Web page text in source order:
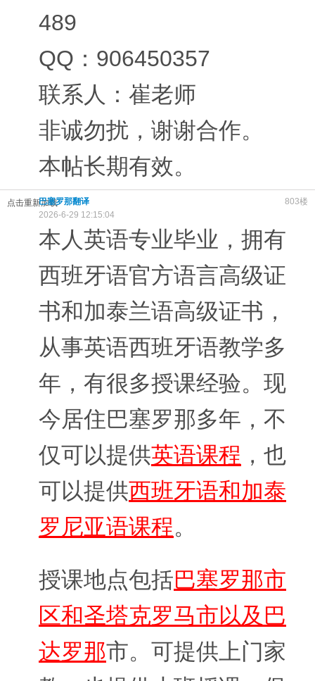
489
QQ：906450357
联系人：崔老师
非诚勿扰，谢谢合作。
本帖长期有效。
点击重新加载 803楼
巴塞罗那翻译
2026-6-29 12:15:04
本人英语专业毕业，拥有
西班牙语官方语言高级证
书和加泰兰语高级证书，
从事英语西班牙语教学多
年，有很多授课经验。现
今居住巴塞罗那多年，不
仅可以提供英语课程 ，也
可以提供西班牙语和加泰
罗尼亚语课程。
授课地点包括巴塞罗那市
区和圣塔克罗马市以及巴
达罗那市。可提供上门家